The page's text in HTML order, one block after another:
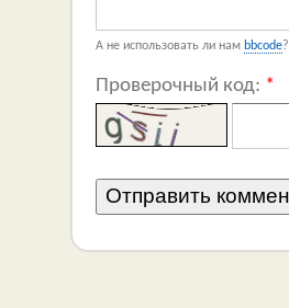
А не использовать ли нам bbcode?
Проверочный код: *